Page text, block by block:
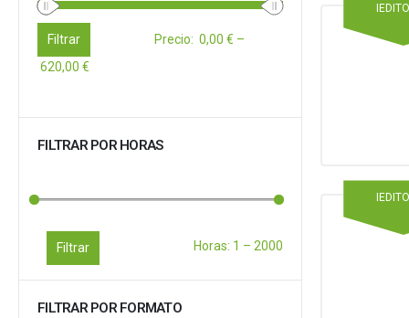
Filtrar Precio: 0,00 € –
620,00 €
FILTRAR POR HORAS
Filtrar Horas: 1 – 2000
FILTRAR POR FORMATO